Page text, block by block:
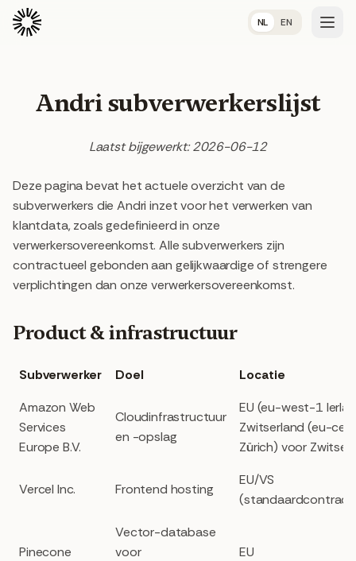
NL EN
Andri subverwerkerslijst
Laatst bijgewerkt: 2026-06-12
Deze pagina bevat het actuele overzicht van de
subverwerkers die Andri inzet voor het verwerken van
klantdata, zoals gedefinieerd in onze
verwerkersovereenkomst. Alle subverwerkers zijn
contractueel gebonden aan gelijkwaardige of strengere
verplichtingen dan onze verwerkersovereenkomst.
Product & infrastructuur
Subverwerker Doel
Locatie
Amazon Web
Services
Europe B.V.
Cloudinfrastructuur
en -opslag
EU (eu-west-1
Zwitserland (eu-
Zürich) voor
Vercel Inc. Frontend hosting
EU/VS
Pinecone
Vector-database
voor
EU